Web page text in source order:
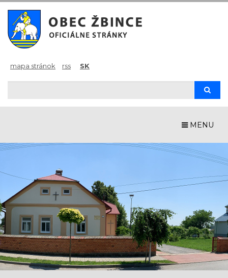
mapa stránok rss SK
MENU